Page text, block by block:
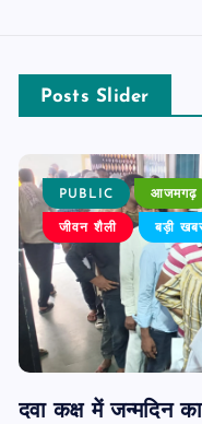
Posts Slider
PUBLIC आजमगढ़
जीवन शैली बड़ी
दवा कक्ष में जन्मदिन